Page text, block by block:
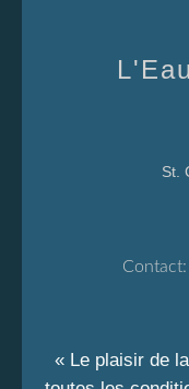
St.
Contact:
« Le plaisir de